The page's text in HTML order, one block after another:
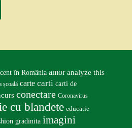
în România amor analyze this
școală carte carti carti de
conectare Coronavirus
cu blandete educatie
gradinita imagini